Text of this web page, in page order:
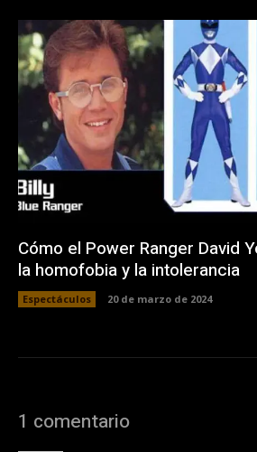
Cómo el Power Ranger David
la homofobia y la intolerancia
Espectáculos 20 de marzo de 2024
1 comentario